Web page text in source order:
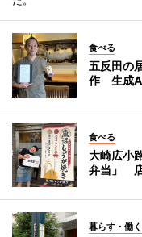
食べる
五反田の
作 生成
食べる
大崎広小
弁当」
暮らす・働く